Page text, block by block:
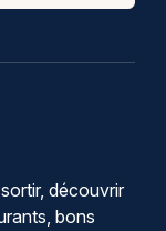
découvrir
bons